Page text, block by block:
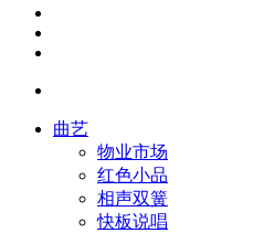
曲艺
物业市场
红色小品
相声双簧
快板说唱